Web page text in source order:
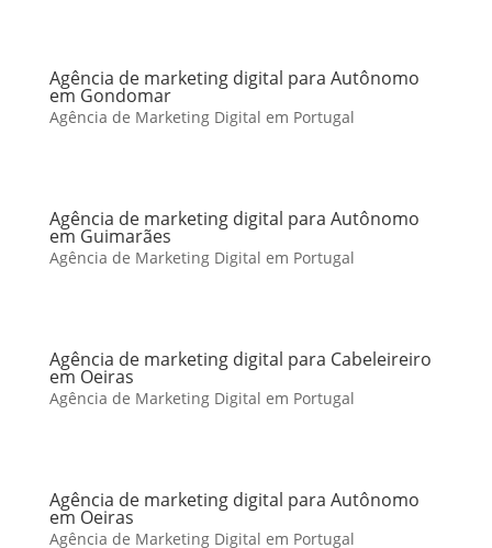
Agência de marketing digital para Autônomo
em Gondomar
Agência de Marketing Digital em Portugal
Agência de marketing digital para Autônomo
em Guimarães
Agência de Marketing Digital em Portugal
Agência de marketing digital para Cabeleireiro
em Oeiras
Agência de Marketing Digital em Portugal
Agência de marketing digital para Autônomo
em Oeiras
Agência de Marketing Digital em Portugal